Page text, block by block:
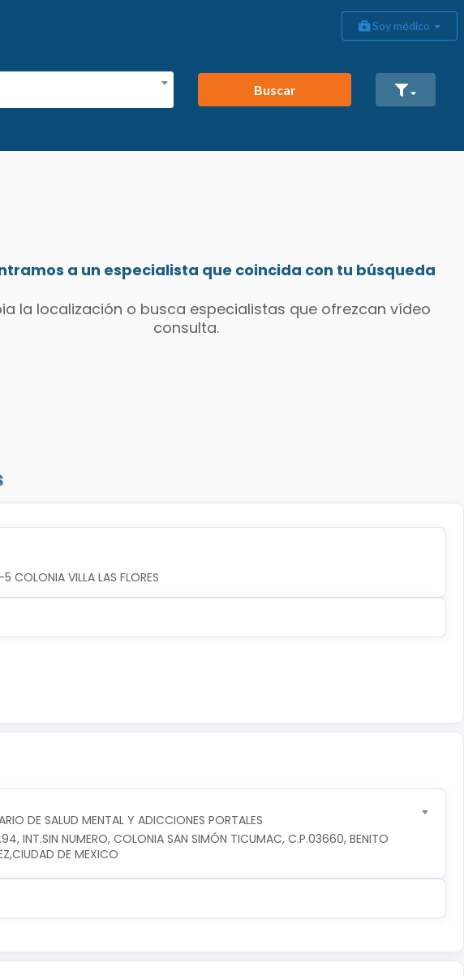
Soy médico
Buscar
a un especialista que coincida con tu búsqueda
la localización o busca especialistas que ofrezcan vídeo
consulta.
COLONIA VILLA LAS FLORES
DE SALUD MENTAL Y ADICCIONES PORTALES
INT.SIN NUMERO, COLONIA SAN SIMÓN TICUMAC, C.P.03660, BENITO
DE MEXICO